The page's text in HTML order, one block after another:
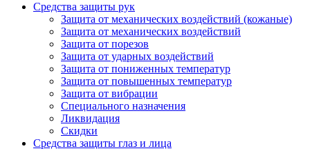
Средства защиты рук
Защита от механических воздействий (кожаные)
Защита от механических воздействий
Защита от порезов
Защита от ударных воздействий
Защита от пониженных температур
Защита от повышенных температур
Защита от вибрации
Специального назначения
Ликвидация
Скидки
Средства защиты глаз и лица